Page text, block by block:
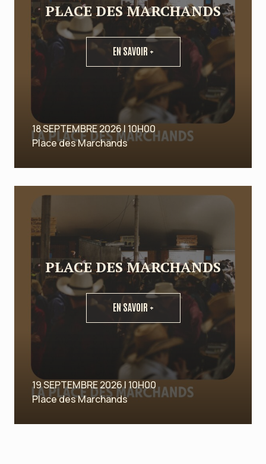
PLACE DES MARCHANDS
EN SAVOIR +
18 SEPTEMBRE 2026 | 10H00
Place des Marchands
PLACE DES MARCHANDS
EN SAVOIR +
19 SEPTEMBRE 2026 | 10H00
Place des Marchands